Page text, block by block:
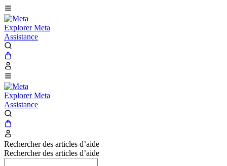
Explorer Meta
Assistance
Explorer Meta
Assistance
Rechercher des articles d’aide
Rechercher des articles d’aide